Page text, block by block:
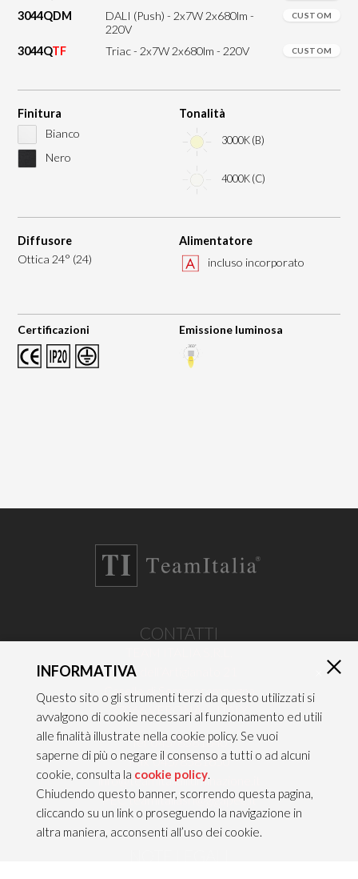
3044QDM
DALI (Push) - 2x7W 2x680lm -
220V
CUSTOM
3044QTF Triac - 2x7W 2x680lm - 220V CUSTOM
Finitura
Bianco
Nero
Tonalità
3000K (B)
4000K (C)
Diffusore
Ottica 24° (24)
Alimentatore
incluso incorporato
Certificazioni Emissione luminosa
CONTATTI
Via dell’Artigianato 21
Caselle di Sommacampagna
37066 VERONA — ITALY
Tel 045/8581640
Fax 045/8581650
info@teamitaliailluminazione.it
PEC teamitaliasrl@gigapec.it
INFORMATIVA
Questo sito o gli strumenti terzi da questo utilizzati si
avvalgono di cookie necessari al funzionamento ed utili
alle finalità illustrate nella cookie policy. Se vuoi
saperne di più o negare il consenso a tutti o ad alcuni
cookie, consulta la cookie policy.
Chiudendo questo banner, scorrendo questa pagina,
cliccando su un link o proseguendo la navigazione in
altra maniera, acconsenti all’uso dei cookie.